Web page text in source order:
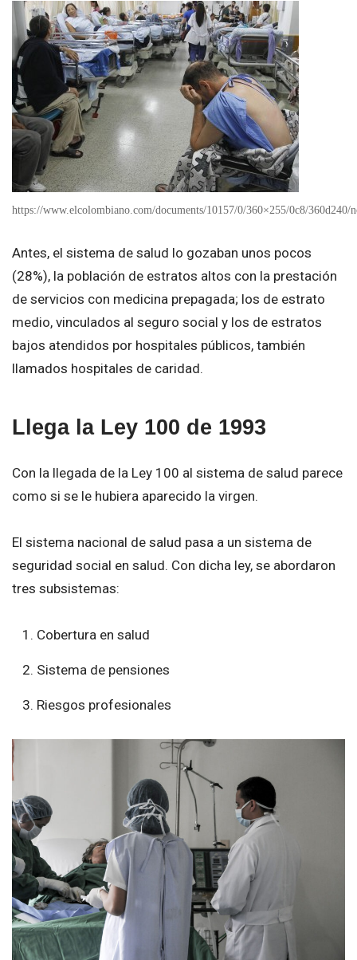
https://www.elcolombiano.com/documents/10157/0/360×255/0c8/
Antes, el sistema de salud lo gozaban unos pocos
(28%), la población de estratos altos con la prestación
de servicios con medicina prepagada; los de estrato
medio, vinculados al seguro social y los de estratos
bajos atendidos por hospitales públicos, también
llamados hospitales de caridad.
Llega la Ley 100 de 1993
Con la llegada de la Ley 100 al sistema de salud parece
como si se le hubiera aparecido la virgen.
El sistema nacional de salud pasa a un sistema de
seguridad social en salud. Con dicha ley, se abordaron
tres subsistemas:
Cobertura en salud
Sistema de pensiones
Riesgos profesionales